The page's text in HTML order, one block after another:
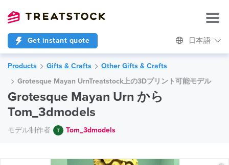
Get instant quote 日本語
Products Gifts & Crafts
Other Gifts & Crafts
Grotesque Mayan UrnTreatstock上の3Dプリント可能モデル
Grotesque Mayan Urn から
Tom_3dmodels
モデル制作者 Tom_3dmodels